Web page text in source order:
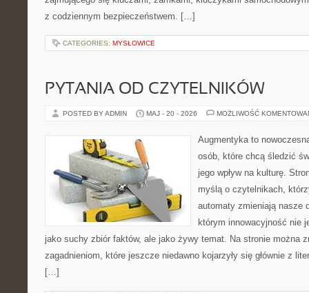
z codziennym bezpieczeństwem. […]
CATEGORIES: MYSŁOWICE
PYTANIA OD CZYTELNIKÓW
POSTED BY ADMIN MAJ - 20 - 2026 MOŻLIWOŚĆ
Augmentyka to
osób, które chcą śledzić
jego wpływ na kulturę.
myślą o czytelnikach,
automaty zmieniają nasze
którym innowacyjność nie
jako suchy zbiór faktów, ale jako żywy temat. Na stronie można
zagadnieniom, które jeszcze niedawno kojarzyły się głównie z
[…]